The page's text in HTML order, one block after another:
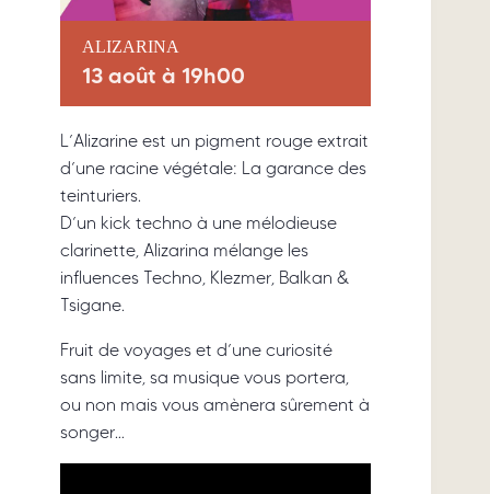
ALIZARINA
13 août à 19h00
L’Alizarine est un pigment rouge extrait
d’une racine végétale: La garance des
teinturiers.
D’un kick techno à une mélodieuse
clarinette, Alizarina mélange les
influences Techno, Klezmer, Balkan &
Tsigane.
Fruit de voyages et d’une curiosité
sans limite, sa musique vous portera,
ou non mais vous amènera sûrement à
songer…